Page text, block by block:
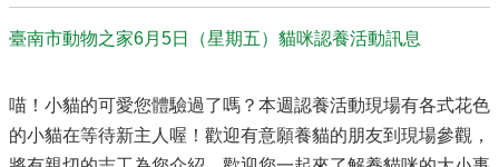
臺南市動物之家6月5日（星期五）貓咪認養活動訊息
喵！小貓的可愛您體驗過了嗎？本週認養活動現場有各式花色
的小貓在等待新主人喔！歡迎有意願養貓的朋友到現場參觀，